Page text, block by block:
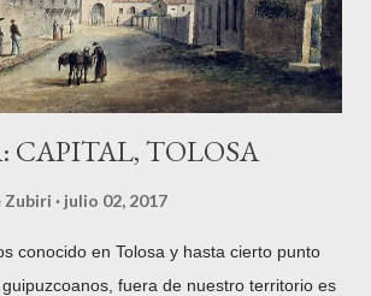
un viaje de aventura, te da la posibilidad de
de vagabundo nóma...
CAPITAL, TOLOSA
Zubiri julio 02, 2017
conocido en Tolosa y hasta cierto punto
fuera de nuestro territorio es